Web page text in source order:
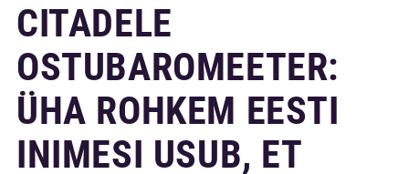
CITADELE
OSTUBAROMEETER:
ÜHA ROHKEM EESTI
INIMESI USUB, ET